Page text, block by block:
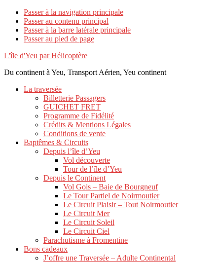
Passer à la navigation principale
Passer au contenu principal
Passer à la barre latérale principale
Passer au pied de page
L'île d'Yeu par Hélicoptère
Du continent à Yeu, Transport Aérien, Yeu continent
La traversée
Billetterie Passagers
GUICHET FRET
Programme de Fidélité
Crédits & Mentions Légales
Conditions de vente
Baptêmes & Circuits
Depuis l’île d’Yeu
Vol découverte
Tour de l’île d’Yeu
Depuis le Continent
Vol Gois – Baie de Bourgneuf
Le Tour Partiel de Noirmoutier
Le Circuit Plaisir – Tout Noirmoutier
Le Circuit Mer
Le Circuit Soleil
Le Circuit Ciel
Parachutisme à Fromentine
Bons cadeaux
J’offre une Traversée – Adulte Continental